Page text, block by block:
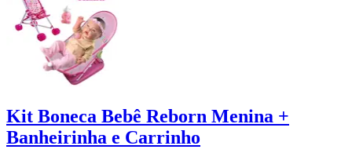
Kit Boneca Bebê Reborn Menina +
Banheirinha e Carrinho